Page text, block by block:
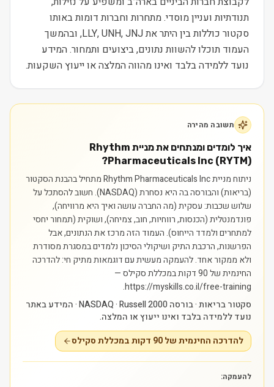
תנודתיות ועניין מוסדי. מתחרות וחברות דומות באותו
סקטור כוללות בין היתר את LLY, UNH, JNJ, ובהמשך
העמוד תוכלו להשוות נתונים, ביצועים ותמחור. המידע
נועד ללמידה בלבד ואינו מהווה המלצה או ייעוץ השקעות.
תשובה מהירה
איך לומדים ומנתחים את מניית Rhythm
Pharmaceuticals Inc (RYTM)?
ניתוח מניית Rhythm Pharmaceuticals Inc מתחיל בהבנת הסקטור
(בריאות) והבורסה בה היא נסחרת (NASDAQ). חשוב להסתכל על
שלוש שכבות: עסקית (מה החברה עושה ואיך היא מרוויחה),
פונדמנטלית (הכנסות, רווחיות, חוב, צמיחה), ושוקית (תמחור יחסי
למתחרים ולמדד הייחוס). העמוד הזה מרכז את הנתונים, אבל
הפרשנות, הרכבת התיק ושיקולי הסיכון נלמדים במסגרת מסודרת
ולא ממקור אחד.להעמקה מעשית עם דוגמאות מתיק חי: להדרכה
החינמית של 90 דקות במכללת סקילס —
https://myskills.co.il/free-training.
סקטור בריאות · בורסה NASDAQ · Russell 2000 · המידע באתר
נועד ללמידה בלבד ואינו ייעוץ או המלצה.
להדרכה החינמית של 90 דקות במכללת סקילס
להעמקה: